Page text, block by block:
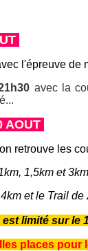
l'épreuve de
avec la
AOUT
retrouve les
1,5km et
et le Trail
limité sur le
places pour